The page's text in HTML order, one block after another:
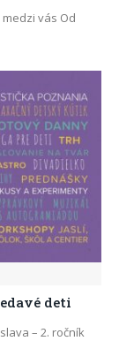
vás Od
deti
– 2. ročník